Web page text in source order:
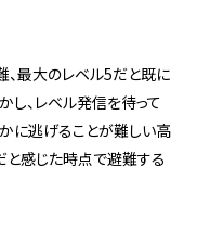
最大のレベル5だと既に
し、レベル発信を待って
に逃げることが難しい高
感じた時点で避難する